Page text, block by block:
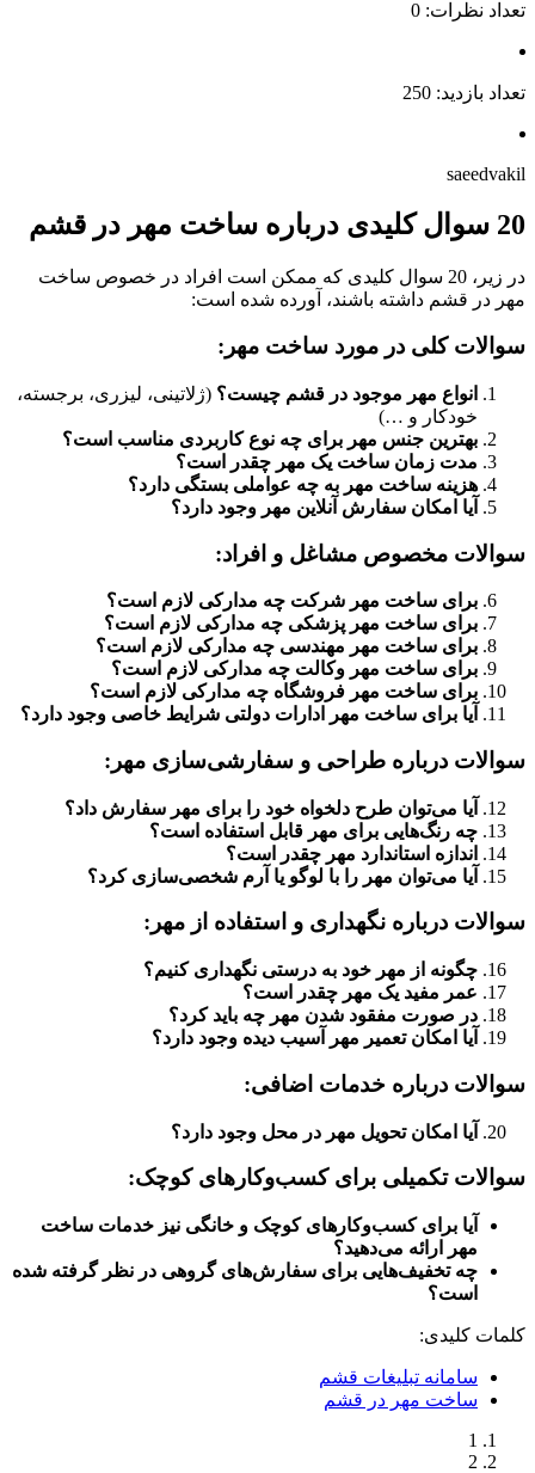
تعداد نظرات: 0
تعداد بازدید: 250
saeedvakil
20 سوال کلیدی درباره ساخت مهر در قشم
در زیر، 20 سوال کلیدی که ممکن است افراد در خصوص ساخت
مهر در قشم داشته باشند، آورده شده است:
سوالات کلی در مورد ساخت مهر:
انواع مهر موجود در قشم چیست؟ (ژلاتینی، لیزری، برجسته،
خودکار و …)
بهترین جنس مهر برای چه نوع کاربردی مناسب است؟
مدت زمان ساخت یک مهر چقدر است؟
هزینه ساخت مهر به چه عواملی بستگی دارد؟
آیا امکان سفارش آنلاین مهر وجود دارد؟
سوالات مخصوص مشاغل و افراد:
برای ساخت مهر شرکت چه مدارکی لازم است؟
برای ساخت مهر پزشکی چه مدارکی لازم است؟
برای ساخت مهر مهندسی چه مدارکی لازم است؟
برای ساخت مهر وکالت چه مدارکی لازم است؟
برای ساخت مهر فروشگاه چه مدارکی لازم است؟
آیا برای ساخت مهر ادارات دولتی شرایط خاصی وجود دارد؟
سوالات درباره طراحی و سفارشی‌سازی مهر:
آیا می‌توان طرح دلخواه خود را برای مهر سفارش داد؟
چه رنگ‌هایی برای مهر قابل استفاده است؟
اندازه استاندارد مهر چقدر است؟
آیا می‌توان مهر را با لوگو یا آرم شخصی‌سازی کرد؟
سوالات درباره نگهداری و استفاده از مهر:
چگونه از مهر خود به درستی نگهداری کنیم؟
عمر مفید یک مهر چقدر است؟
در صورت مفقود شدن مهر چه باید کرد؟
آیا امکان تعمیر مهر آسیب دیده وجود دارد؟
سوالات درباره خدمات اضافی:
آیا امکان تحویل مهر در محل وجود دارد؟
سوالات تکمیلی برای کسب‌وکارهای کوچک:
آیا برای کسب‌وکارهای کوچک و خانگی نیز خدمات ساخت
مهر ارائه می‌دهید؟
چه تخفیف‌هایی برای سفارش‌های گروهی در نظر گرفته شده
است؟
کلمات کلیدی:
سامانه تبلیغات قشم
ساخت مهر در قشم
1
2